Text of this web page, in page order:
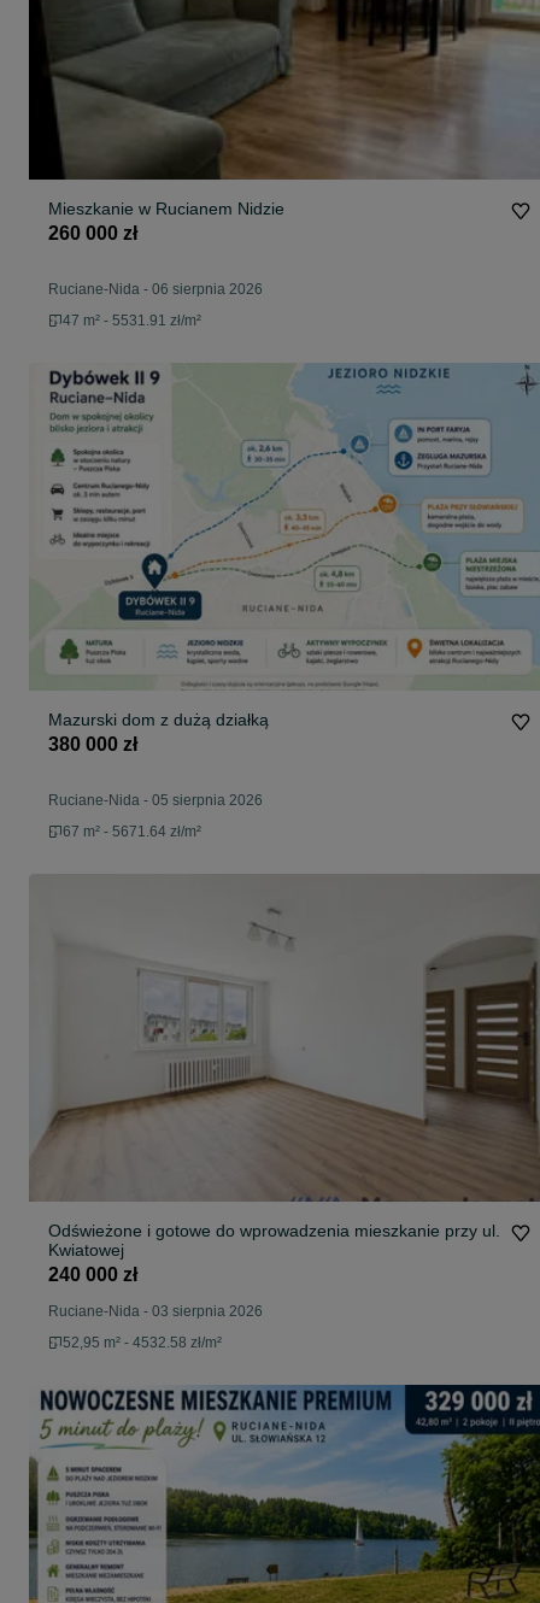
Mieszkanie w Rucianem Nidzie
260 000 zł
Ruciane-Nida - 06 sierpnia 2026
47 m² - 5531.91 zł/m²
Mazurski dom z dużą działką
380 000 zł
Ruciane-Nida - 05 sierpnia 2026
67 m² - 5671.64 zł/m²
Odświeżone i gotowe do wprowadzenia mieszkanie przy ul.
Kwiatowej
240 000 zł
Ruciane-Nida - 03 sierpnia 2026
52,95 m² - 4532.58 zł/m²